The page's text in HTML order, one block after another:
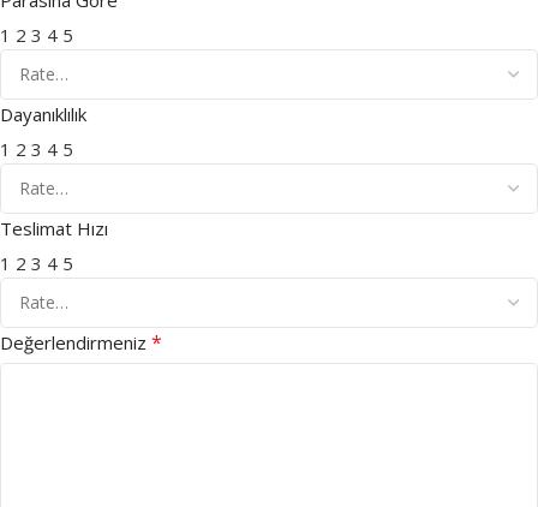
1 2 3 4 5
Dayanıklılık
1 2 3 4 5
Teslimat Hızı
1 2 3 4 5
Değerlendirmeniz *